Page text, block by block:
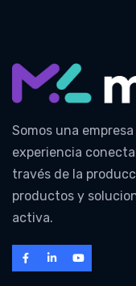
Somos una
experiencia
través de la
productos y
activa.